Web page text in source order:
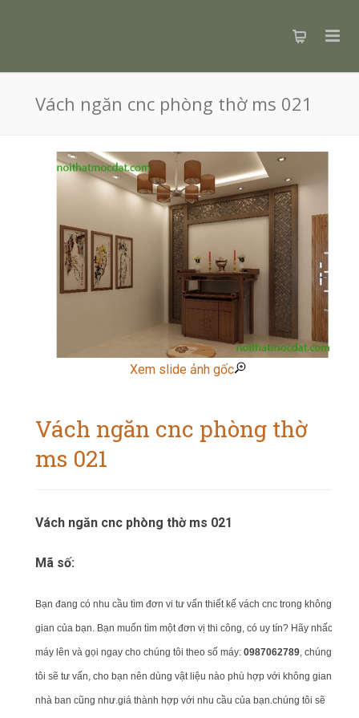
Vách ngăn cnc phòng thờ ms 021
Xem slide ảnh gốc
Vách ngăn cnc phòng thờ
ms 021
Vách ngăn cnc phòng thờ ms 021
Mã số:
Bạn đang có nhu cầu tìm đơn vi tư vấn thiết kế vách cnc trong không
gian của bạn. Bạn muốn tìm một đơn vị thi công, có uy tín? Hãy nhấc
máy lên và gọi ngay cho chúng tôi theo số máy: 0987062789, chúng
tôi sẽ tư vấn, cho bạn nên dùng vật liệu nào phù hợp với không gian
nhà ban cũng như.giá thành hợp với nhu cầu của bạn.chúng tôi sẽ